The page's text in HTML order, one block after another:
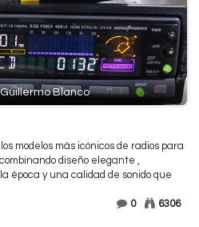
Blanco
modelos más icónicos de radios para
diseño elegante ,
época y una calidad de sonido que
0 6306